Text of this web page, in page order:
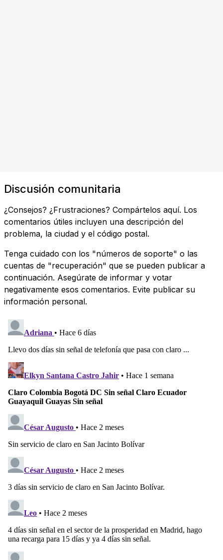
Discusión comunitaria
¿Consejos? ¿Frustraciones? Compártelos aquí. Los
comentarios útiles incluyen una descripción del
problema, la ciudad y el código postal.
Tenga cuidado con los "números de soporte" o las
cuentas de "recuperación" que se pueden publicar a
continuación. Asegúrate de informar y votar
negativamente esos comentarios. Evite publicar su
información personal.